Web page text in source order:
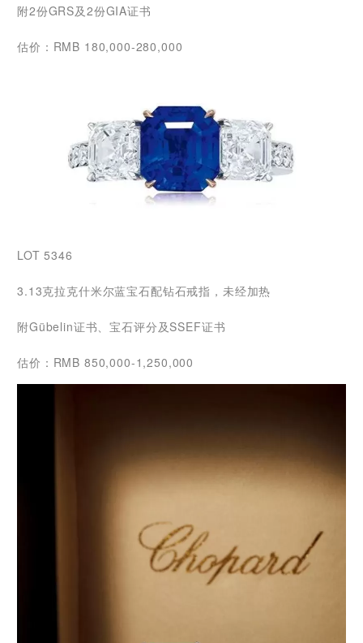
附2份GRS及2份GIA证书
估价：RMB 180,000-280,000
LOT 5346
3.13克拉克什米尔蓝宝石配钻石戒指，未经加热
附Gübelin证书、宝石评分及SSEF证书
估价：RMB 850,000-1,250,000